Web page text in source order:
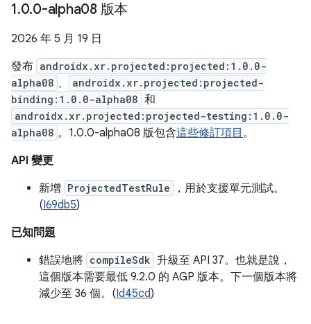
1.0.0-alpha08 版本
2026 年 5 月 19 日
發布 androidx.xr.projected:projected:1.0.0-
alpha08 、
androidx.xr.projected:projected-
binding:1.0.0-alpha08 和
androidx.xr.projected:projected-testing:1.0.0-
alpha08 。1.0.0-alpha08 版包含這些修訂項目 。
API 變更
新增 ProjectedTestRule
，用於支援單元測試。
(I69db5)
已知問題
錯誤地將 compileSdk 升級至 API 37。也就是說，
這個版本需要最低 9.2.0 的 AGP 版本。下一個版本將
減少至 36 個。(Id45cd)